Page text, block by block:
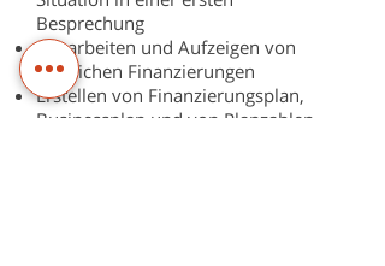
Besprechung
Ausarbeiten und Aufzeigen von
möglichen Finanzierungen
Erstellen von Finanzierungsplan,
Businessplan und von Planzahlen